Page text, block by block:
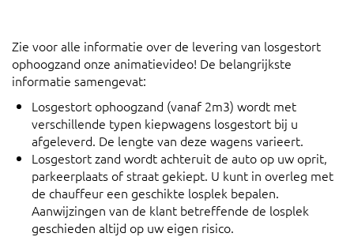
Zie voor alle informatie over de levering van losgestort
ophoogzand onze animatievideo! De belangrijkste
informatie samengevat:
Losgestort ophoogzand (vanaf 2m3) wordt met
verschillende typen kiepwagens losgestort bij u
afgeleverd. De lengte van deze wagens varieert.
Losgestort zand wordt achteruit de auto op uw oprit,
parkeerplaats of straat gekiept. U kunt in overleg met
de chauffeur een geschikte losplek bepalen.
Aanwijzingen van de klant betreffende de losplek
geschieden altijd op uw eigen risico.